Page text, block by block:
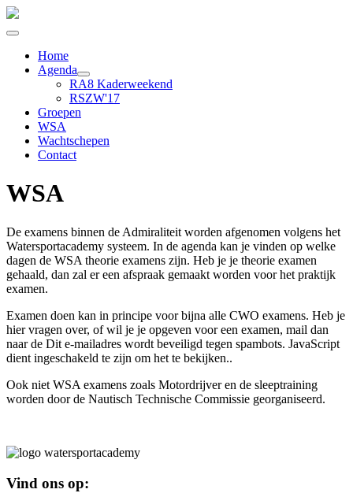
Home
Agenda
RA8 Kaderweekend
RSZW'17
Groepen
WSA
Wachtschepen
Contact
WSA
De examens binnen de Admiraliteit worden afgenomen volgens het
Watersportacademy systeem. In de agenda kan je vinden op welke
dagen de WSA theorie examens zijn. Heb je je theorie examen
gehaald, dan zal er een afspraak gemaakt worden voor het praktijk
examen.
Examen doen kan in principe voor bijna alle CWO examens. Heb je
hier vragen over, of wil je je opgeven voor een examen, mail dan
naar de Dit e-mailadres wordt beveiligd tegen spambots. JavaScript
dient ingeschakeld te zijn om het te bekijken..
Ook niet WSA examens zoals Motordrijver en de sleeptraining
worden door de Nautisch Technische Commissie georganiseerd.
Vind ons op: